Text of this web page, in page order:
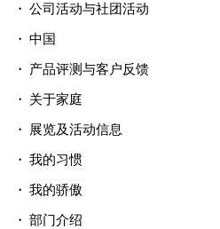
公司活动与社团活动
中国
产品评测与客户反馈
关于家庭
展览及活动信息
我的习惯
我的骄傲
部门介绍